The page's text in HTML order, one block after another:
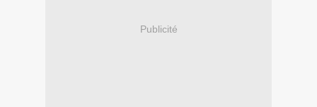
Publicité